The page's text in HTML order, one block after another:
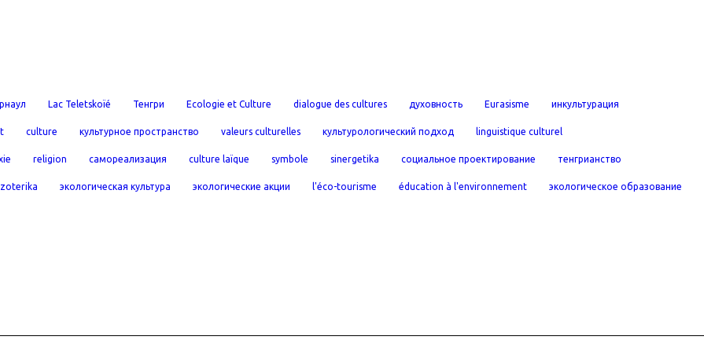
Lac Teletskoïé Тенгри Ecologie et Culture dialogue des cultures духовность Eurasisme инкультурация
culture культурное пространство valeurs culturelles культурологический подход linguistique culturel
religion самореализация culture laïque symbole sinergetika социальное проектирование тенгрианство
экологическая культура экологические акции l'éco-tourisme éducation à l'environnement экологическое образование